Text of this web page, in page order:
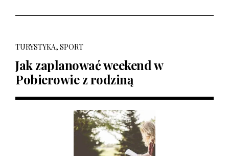
TURYSTYKA, SPORT
Jak zaplanować weekend w
Pobierowie z rodziną